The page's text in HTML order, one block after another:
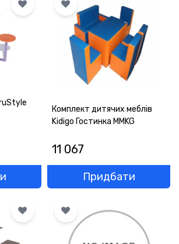
Комплект дитячих меблів
Kidigo Гостинка MMKG
11 067
Придбати